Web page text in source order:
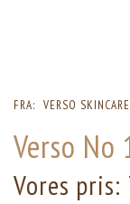
FRA: VERSO SKINCARE
Verso No
Vores pris: